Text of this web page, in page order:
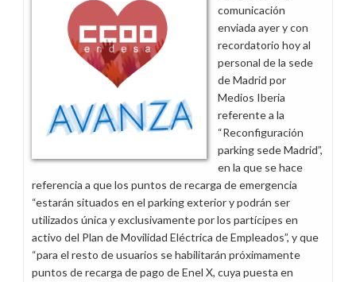
comunicación
enviada ayer y con
recordatorio hoy al
personal de la sede
de Madrid por
Medios Iberia
referente a la
“Reconfiguración
parking sede Madrid”,
en la que se hace
referencia a que los puntos de recarga de emergencia
“estarán situados en el parking exterior y podrán ser
utilizados única y exclusivamente por los partícipes en
activo del Plan de Movilidad Eléctrica de Empleados”, y que
“para el resto de usuarios se habilitarán próximamente
puntos de recarga de pago de Enel X, cuya puesta en